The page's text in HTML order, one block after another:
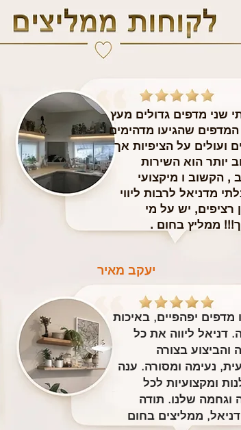
יעקב מאיר
שני מדפים גדולים מעץ
המדפים שהגיעו מדהימים
ועולים על הציפיות אך
יותר הוא השירות
, הקשוב ו מיקצועי
מדניאל לרבות ליווי
רציפים, יש על מי
ממליץ בחום .
מדפים יפהפיים, באיכות
דניאל ליווה את כל
והביצוע בצורה
נעימה ומסורה. ענה
ומקצועיות לכל
וגחמה שלנו. תודה
ממליצים בחום